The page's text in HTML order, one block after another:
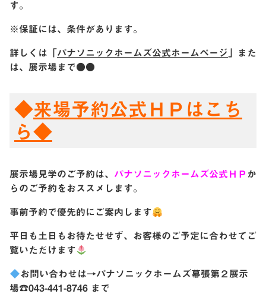
す。
※保証には、条件があります。
詳しくは「 パナソニックホームズ公式ホームページ
」また
は、展示場まで●●
◆来場予約公式ＨＰはこち
ら◆
展示場見学のご予約は、 パナソニックホームズ公式ＨＰ か
らのご予約をおススメします。
事前予約で優先的にご案内します
平日も土日もお待たせせず、お客様のご予定に合わせてご
覧いただけます
お問い合わせは→パナソニックホームズ幕張第２展示
場☎043-441-8746 まで